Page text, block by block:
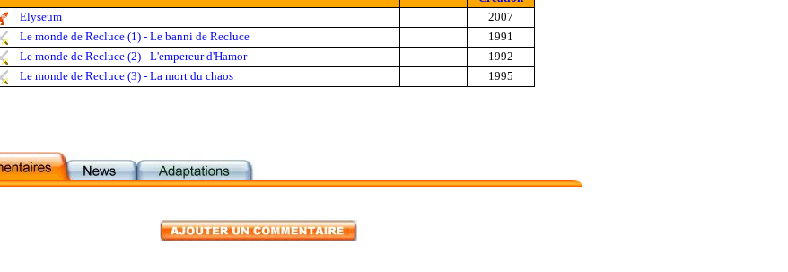
Elyseum
2007
Le monde de Recluce (1) - Le banni de Recluce
1991
Le monde de Recluce (2) - L'empereur d'Hamor
1992
Le monde de Recluce (3) - La mort du chaos
1995